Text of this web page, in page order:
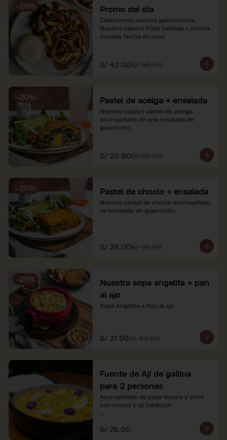
referenciales.
-28% Promo del día
Celebramos nuestra gastronomía,
Nuestro clásico Pollo Saltado + chicha
morada hecha en casa.
S/ 42.00S/ 58.00
-20% Pastel de acelga + ensalada
Nuestro clásico pastel de acelga
acompañado de una ensalada de
guarnición.
S/ 20.80S/ 26.00
-20% Pastel de choclo + ensalada
Nuestro pastel de choclo acompañado
de ensalada de guarnición.
S/ 28.00S/ 35.00
-25%
Nuestra sopa angelita + pan
al ajo
Sopa Angelita + Pan al ajo
S/ 31.50S/ 42.00
Fuente de Ají de gallina
para 2 personas
Acompañado de papa blanca y arroz
con choclo y ají tradición
*Nuestros precios están expresados en
soles e incluyen impuestos de ley y
S/ 76.00